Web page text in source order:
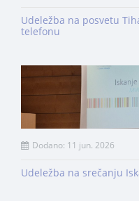
Udeležba na posvetu
telefonu
Dodano: 11 jun. 2026
Udeležba na srečanju